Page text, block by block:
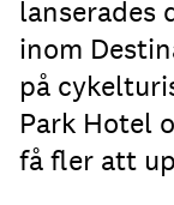
lanserades
inom
på
Park Hotel
få fler att